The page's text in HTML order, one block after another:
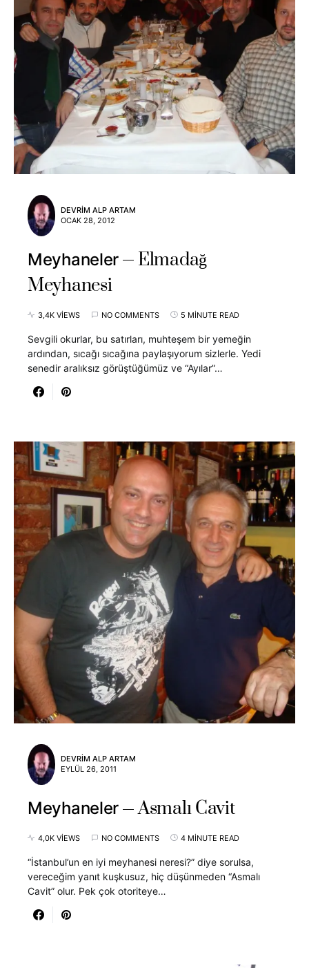
DEVRIM ALP ARTAM
OCAK 28, 2012
Meyhaneler
Elmadağ
Meyhanesi
3,4K VIEWS NO COMMENTS 5 MINUTE READ
Sevgili okurlar, bu satırları, muhteşem bir yemeğin
ardından, sıcağı sıcağına paylaşıyorum sizlerle. Yedi
senedir aralıksız görüştüğümüz ve “Ayılar”…
DEVRIM ALP ARTAM
EYLÜL 26, 2011
Meyhaneler Asmalı Cavit
4,0K VIEWS NO COMMENTS 4 MINUTE READ
“İstanbul’un en iyi meyhanesi neresi?” diye sorulsa,
vereceğim yanıt kuşkusuz, hiç düşünmeden “Asmalı
Cavit” olur. Pek çok otoriteye…